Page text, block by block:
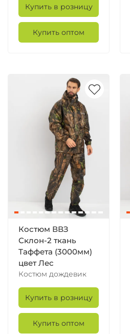
Купить в розницу
Купить оптом
Костюм ВВЗ
Склон-2 ткань
Таффета (3000мм)
цвет Лес
Костюм дождевик
Купить в розницу
Купить оптом